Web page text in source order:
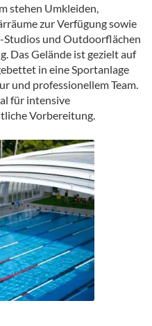
stehen Umkleiden,
zur Verfügung sowie
Studios und Outdoorflächen
Das Gelände ist gezielt auf
in eine Sportanlage
und professionellem Team.
für intensive
Vorbereitung.